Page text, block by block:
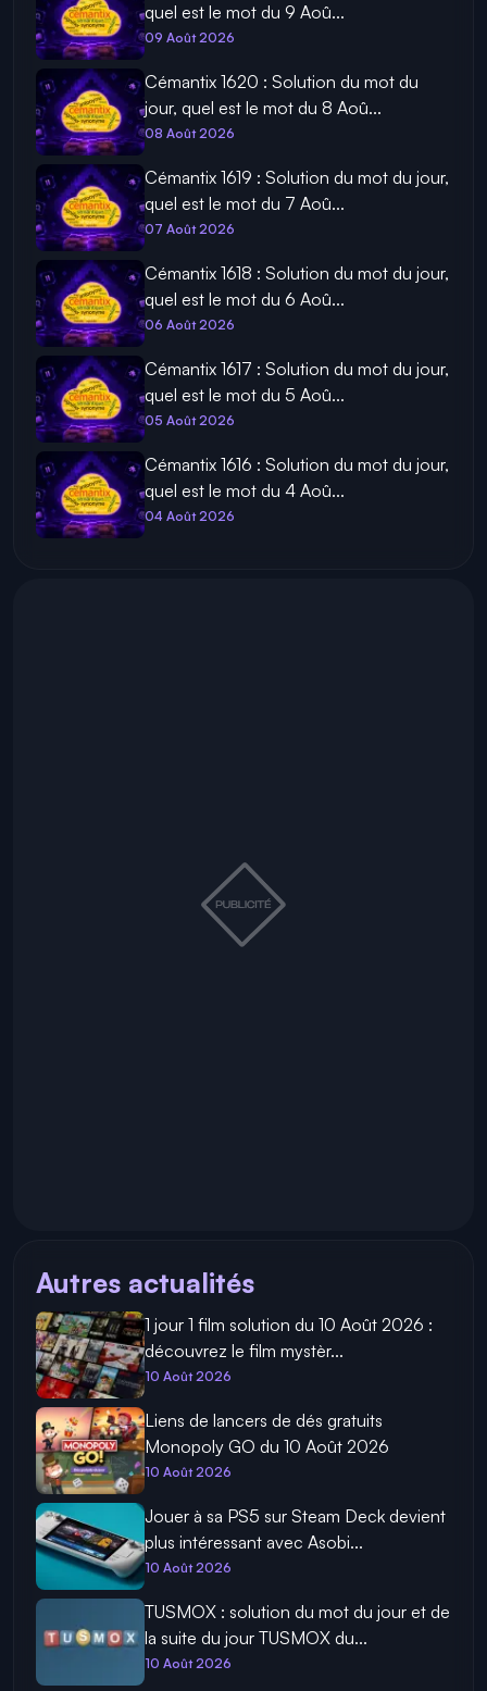
quel est le mot du 9 Aoû...
09 Août 2026
Cémantix 1620 : Solution du mot du
jour, quel est le mot du 8 Aoû...
08 Août 2026
Cémantix 1619 : Solution du mot du jour,
quel est le mot du 7 Aoû...
07 Août 2026
Cémantix 1618 : Solution du mot du jour,
quel est le mot du 6 Aoû...
06 Août 2026
Cémantix 1617 : Solution du mot du jour,
quel est le mot du 5 Aoû...
05 Août 2026
Cémantix 1616 : Solution du mot du jour,
quel est le mot du 4 Aoû...
04 Août 2026
Autres actualités
1 jour 1 film solution du 10 Août 2026 :
découvrez le film mystèr...
10 Août 2026
Liens de lancers de dés gratuits
Monopoly GO du 10 Août 2026
10 Août 2026
Jouer à sa PS5 sur Steam Deck devient
plus intéressant avec Asobi...
10 Août 2026
TUSMOX : solution du mot du jour et de
la suite du jour TUSMOX du...
10 Août 2026